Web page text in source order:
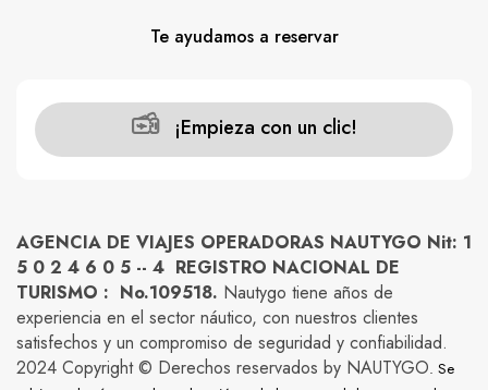
Te ayudamos a reservar
¡Empieza con un clic!
AGENCIA DE VIAJES OPERADORAS NAUTYGO Nit: 1
5 0 2 4 6 0 5 -- 4 REGISTRO NACIONAL DE
TURISMO : No.109518. Nautygo tiene años de
experiencia en el sector náutico, con nuestros clientes
satisfechos y un compromiso de seguridad y confiabilidad.
2024 Copyright © Derechos reservados by NAUTYGO. Se